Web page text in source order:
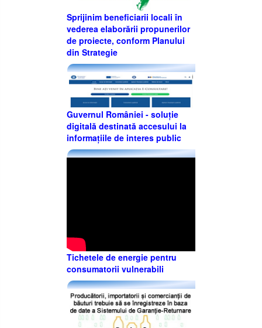
Sprijinim beneficiarii locali în
vederea elaborării propunerilor
de proiecte, conform Planului
din Strategie
Guvernul României - soluție
digitală destinată accesului la
informațiile de interes public
Tichetele de energie pentru
consumatorii vulnerabili